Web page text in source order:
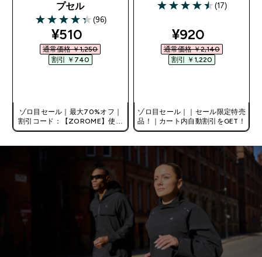
プセル
4.34 out of 5 stars
(96)
discounted price
¥510‎
通常価格 ￥1,250‎
割引 ￥740‎
ゾロ目セール｜最大70%オフ｜
割引コード：【ZOROME】使用
で追加10%オフ！
4.53 out of 5 stars
(17)
discounted
¥920‎
通常価格 ￥2,140‎
割引 ￥1,220‎
ゾロ目セール｜｜セール限定特売
品！｜カート内自動割引をGET！